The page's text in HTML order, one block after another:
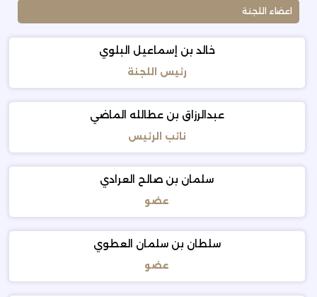
اعضاء اللجنة
خالد بن إسماعيل البلوي
رئيس اللجنة
عبدالرزاق بن عطالله الماضي
نائب الرئيس
سلمان بن صالح العرادي
عضو
سلطان بن سلمان العطوي
عضو